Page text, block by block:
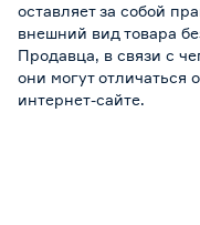
оставляет за собой
внешний вид товара
Продавца, в связи с
они могут отличаться
интернет-сайте.